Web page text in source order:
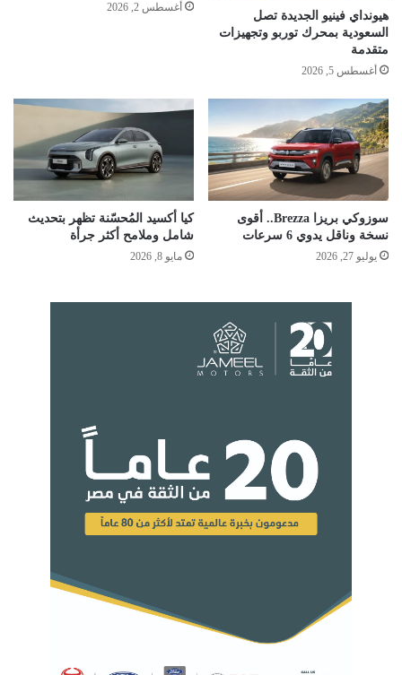
هيونداي فينيو الجديدة تصل
السعودية بمحرك توربو وتجهيزات
متقدمة
أغسطس 5, 2026
أغسطس 2, 2026
سوزوكي بريزا Brezza.. أقوى
نسخة وناقل يدوي 6 سرعات
يوليو 27, 2026
كيا أكسيد المُحسّنة تظهر بتحديث
شامل وملامح أكثر جرأة
مايو 8, 2026